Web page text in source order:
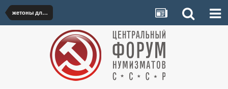
жетоны для украшения